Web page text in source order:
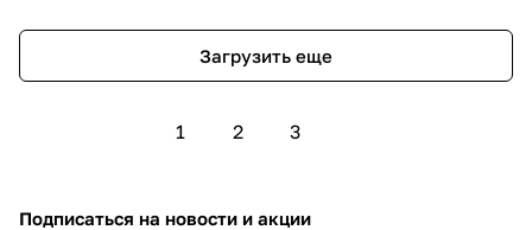
Загрузить еще
1 2 3
Подписаться на новости и акции